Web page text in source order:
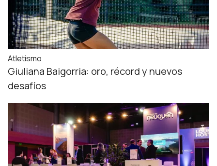
Atletismo
Giuliana Baigorria: oro, récord y nuevos
desafíos